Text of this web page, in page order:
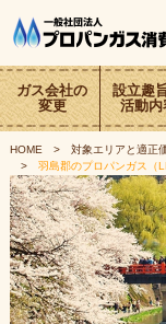
ガス会社の
変更
設立趣
活動内
HOME 対象エリアと適正
羽島郡のプロパンガス（